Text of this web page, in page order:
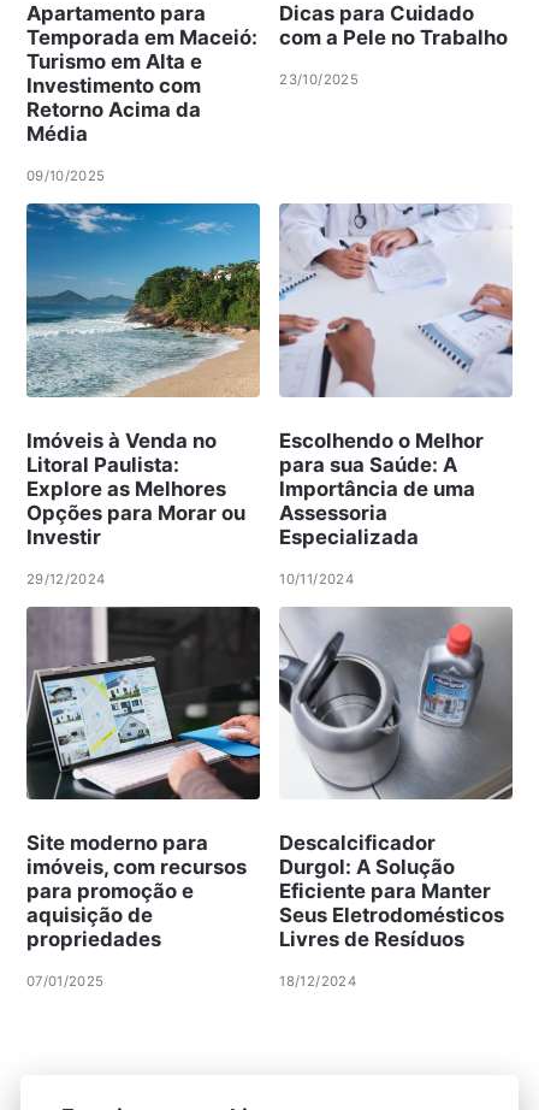
Apartamento para
Temporada em Maceió:
Turismo em Alta e
Investimento com
Retorno Acima da
Média
09/10/2025
Dicas para Cuidado
com a Pele no Trabalho
23/10/2025
Imóveis à Venda no
Litoral Paulista:
Explore as Melhores
Opções para Morar ou
Investir
29/12/2024
Escolhendo o Melhor
para sua Saúde: A
Importância de uma
Assessoria
Especializada
10/11/2024
Site moderno para
imóveis, com recursos
para promoção e
aquisição de
propriedades
07/01/2025
Descalcificador
Durgol: A Solução
Eficiente para Manter
Seus Eletrodomésticos
Livres de Resíduos
18/12/2024